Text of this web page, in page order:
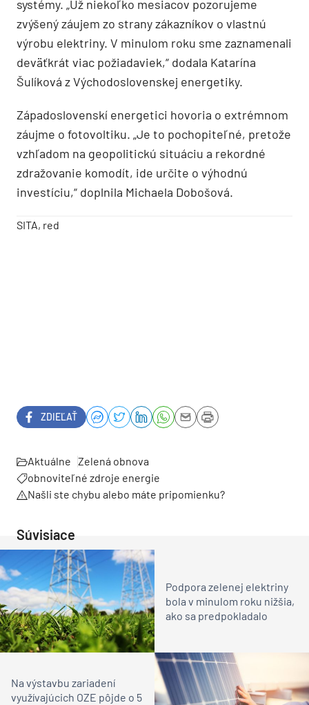
systémy. „Už niekoľko mesiacov pozorujeme
zvýšený záujem zo strany zákazníkov o vlastnú
výrobu elektriny. V minulom roku sme zaznamenali
deväťkrát viac požiadaviek,“ dodala Katarína
Šulíková z Východoslovenskej energetiky.
Západoslovenskí energetici hovoria o extrémnom
záujme o fotovoltiku. „Je to pochopiteľné, pretože
vzhľadom na geopolitickú situáciu a rekordné
zdražovanie komodít, ide určite o výhodnú
investíciu,“ doplnila Michaela Dobošová.
SITA, red
ZDIEĽAŤ
Aktuálne Zelená obnova
obnoviteľné zdroje energie
Našli ste chybu alebo máte pripomienku?
Súvisiace
Podpora zelenej elektriny
bola v minulom roku nižšia,
ako sa predpokladalo
Na výstavbu zariadení
využívajúcich OZE pôjde o 5